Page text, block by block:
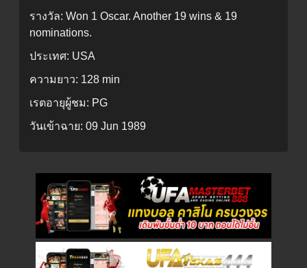
รางวัล: Won 1 Oscar. Another 19 wins & 19
nominations.
ประเทศ: USA
ความยาว: 128 min
เรตอายุผู้ชม: PG
วันเข้าฉาย: 09 Jun 1989